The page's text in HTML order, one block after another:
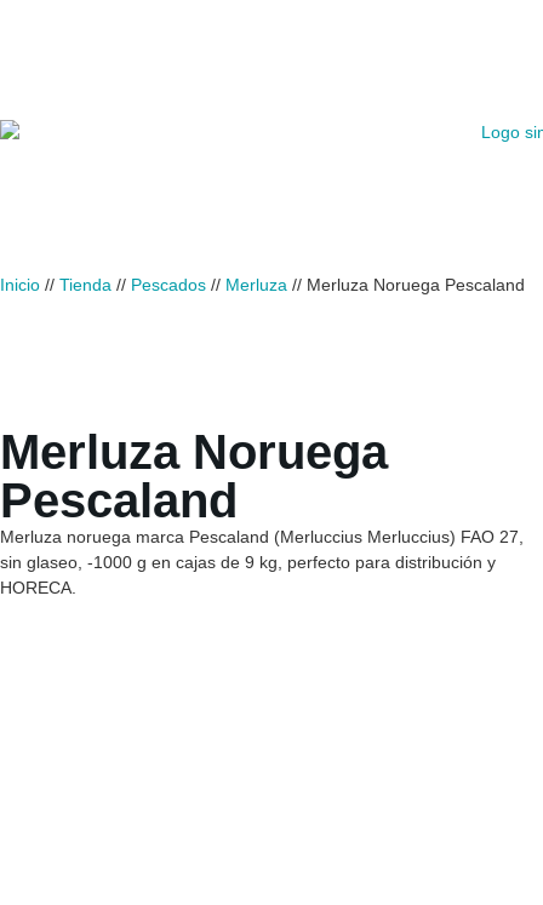
Inicio // Tienda // Pescados // Merluza // Merluza Noruega Pescaland
Merluza Noruega
Pescaland
Merluza noruega marca Pescaland (Merluccius Merluccius) FAO 27,
sin glaseo, -1000 g en cajas de 9 kg, perfecto para distribución y
HORECA.